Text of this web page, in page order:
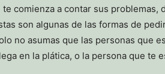
te comienza a contar sus
son algunas de las formas de
no asumas que las personas que
en la plática, o la persona que te